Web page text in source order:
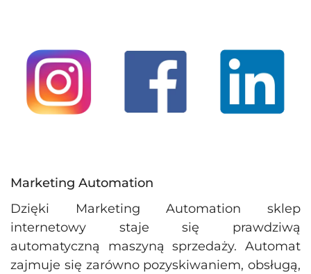
Marketing Automation
Dzięki Marketing Automation sklep
internetowy staje się prawdziwą
automatyczną maszyną sprzedaży. Automat
zajmuje się zarówno pozyskiwaniem, obsługą,